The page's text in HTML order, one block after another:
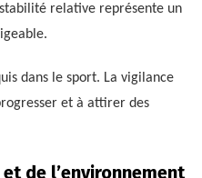
relative représente un
dans le sport. La vigilance
et à attirer des
de l’environnement